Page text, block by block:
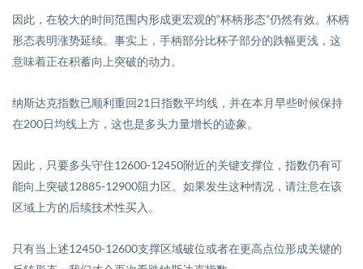
因此，在较大的时间范围内形成更宏观的“杯柄形态”仍然有效。杯柄
形态表明涨势延续。事实上，手柄部分比杯子部分的跌幅更浅，这
意味着正在积蓄向上突破的动力。
纳斯达克指数已顺利重回21 日指数平均线，并在本月早些时候保持
在200日均线上方，这也是多头力量增长的迹象。
因此，只要多头守住12600-12450附近的关键支撑位，指数仍有可
能向上突破12885-12900阻力区。如果发生这种情况，请注意在该
区域上方的后续技术性买入。
只有当上述12450-12600支撑区域破位或者在更高点位形成关键的